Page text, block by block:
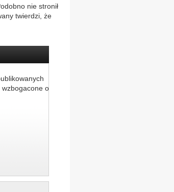
nie stronił
twierdzi, że
wzbogacone o